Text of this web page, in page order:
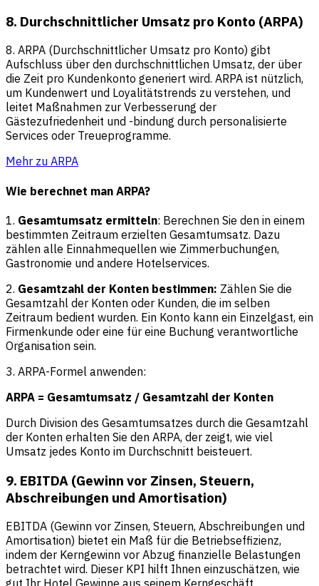
8. Durchschnittlicher Umsatz pro Konto (ARPA)
8. ARPA (Durchschnittlicher Umsatz pro Konto) gibt
Aufschluss über den durchschnittlichen Umsatz, der über
die Zeit pro Kundenkonto generiert wird. ARPA ist nützlich,
um Kundenwert und Loyalitätstrends zu verstehen, und
leitet Maßnahmen zur Verbesserung der
Gästezufriedenheit und -bindung durch personalisierte
Services oder Treueprogramme.
Mehr zu ARPA
Wie berechnet man ARPA?
1. Gesamtumsatz ermitteln: Berechnen Sie den in einem
bestimmten Zeitraum erzielten Gesamtumsatz. Dazu
zählen alle Einnahmequellen wie Zimmerbuchungen,
Gastronomie und andere Hotelservices.
2. Gesamtzahl der Konten bestimmen: Zählen Sie die
Gesamtzahl der Konten oder Kunden, die im selben
Zeitraum bedient wurden. Ein Konto kann ein Einzelgast, ein
Firmenkunde oder eine für eine Buchung verantwortliche
Organisation sein.
3. ARPA-Formel anwenden:
ARPA = Gesamtumsatz / Gesamtzahl der Konten
Durch Division des Gesamtumsatzes durch die Gesamtzahl
der Konten erhalten Sie den ARPA, der zeigt, wie viel
Umsatz jedes Konto im Durchschnitt beisteuert.
9. EBITDA (Gewinn vor Zinsen, Steuern,
Abschreibungen und Amortisation)
EBITDA (Gewinn vor Zinsen, Steuern, Abschreibungen und
Amortisation) bietet ein Maß für die Betriebseffizienz,
indem der Kerngewinn vor Abzug finanzielle Belastungen
betrachtet wird. Dieser KPI hilft Ihnen einzuschätzen, wie